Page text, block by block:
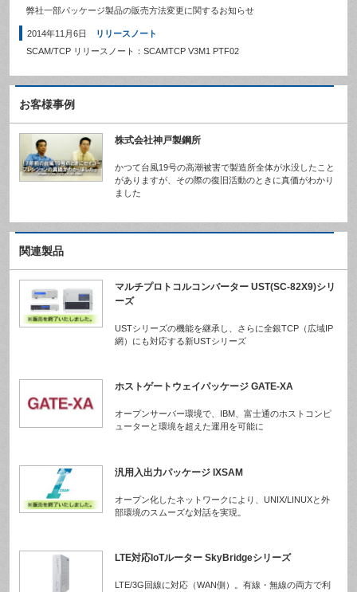
弊社一部パッケージ製品の販売方法変更に関するお知らせ
2014年11月6日
リリースノート
SCAM/TCP リリースノート：SCAMTCP V3M1 PTF02
お客様事例
株式会社神戸製鋼所
かつて台風19号の高潮被害で製造所全体が水没したこと
がありますが、その際の復旧活動のときに真価がわかり
ました
関連製品
マルチプロトコルコンバーター UST(SC-82X9)シリ
ーズ
USTシリーズの機能を継承し、さらに全銀TCP（広域IP
網）にも対応する新USTシリーズ
ホストゲートウェイパッケージ GATE-XA
オープンサーバー環境で、IBM、富士通のホストコンピ
ューターと環境を超えた運用を可能に
汎用入出力パッケージ IXSAM
オープン化したネットワークにより、UNIX/LINUXと外
部環境のスムーズな対話を実現。
LTE対応IoTルーター SkyBridgeシリーズ
LTE/3G回線に対応（WAN側）。有線・無線の両方で利